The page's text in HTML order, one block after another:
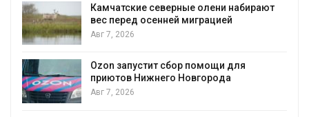
Камчатские северные олени набирают
вес перед осенней миграцией
Авг 7, 2026
Ozon запустит сбор помощи для
приютов Нижнего Новгорода
Авг 7, 2026